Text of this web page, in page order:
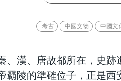
考古 中國文物 中國文
、漢、唐故都所在，史
霸陵的準確位子，正是